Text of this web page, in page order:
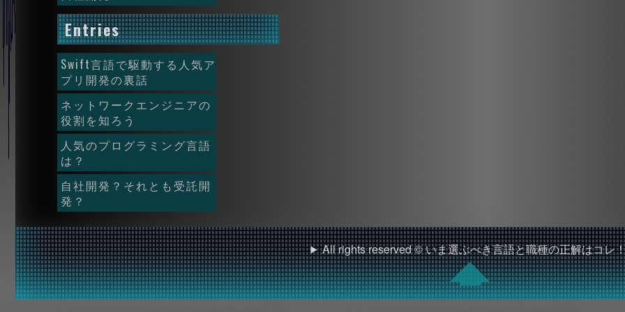
Entries
Swift言語で駆動する人気ア
プリ開発の裏話
ネットワークエンジニアの
役割を知ろう
人気のプログラミング言語
は？
自社開発？それとも受託開
発？
All rights reserved © いま選ぶべき言語と職種の正解はコレ